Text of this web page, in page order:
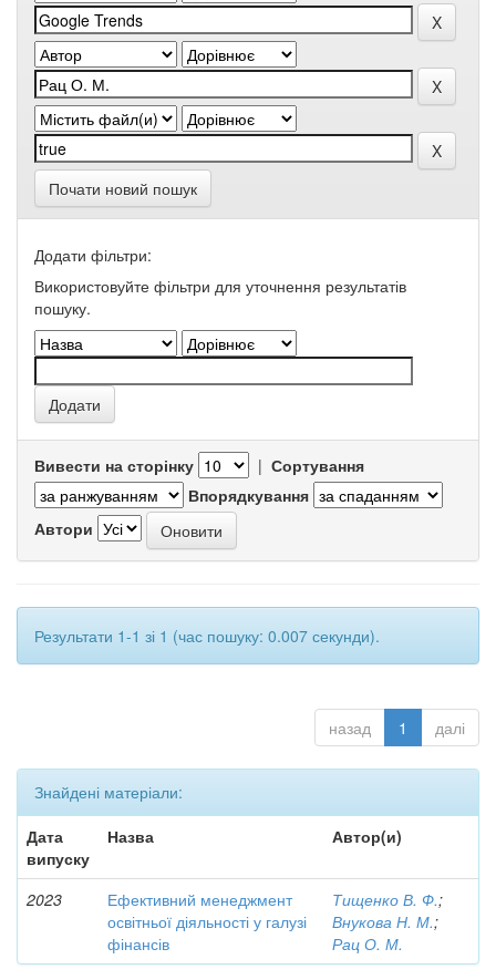
Почати новий пошук
Додати фільтри:
Використовуйте фільтри для уточнення результатів
пошуку.
Вивести на сторінку | Сортування
Впорядкування
Автори
Результати 1-1 зі 1 (час пошуку: 0.007 секунди).
назад 1 далі
Знайдені матеріали:
Дата
випуску
Назва Автор(и)
2023
Ефективний менеджмент
освітньої діяльності у галузі
фінансів
Тищенко В. Ф.;
Внукова Н. М.;
Рац О. М.